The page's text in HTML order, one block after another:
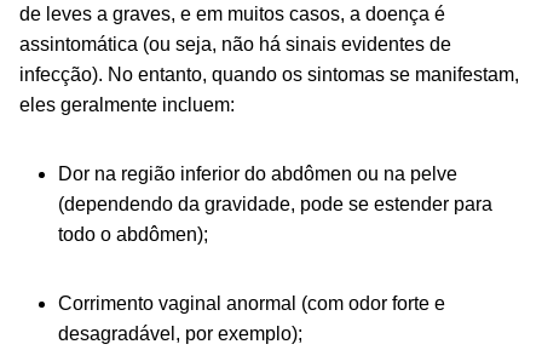
de leves a graves, e em muitos casos, a doença é
assintomática (ou seja, não há sinais evidentes de
infecção). No entanto, quando os sintomas se manifestam,
eles geralmente incluem:
Dor na região inferior do abdômen ou na pelve
(dependendo da gravidade, pode se estender para
todo o abdômen);
Corrimento vaginal anormal (com odor forte e
desagradável, por exemplo);